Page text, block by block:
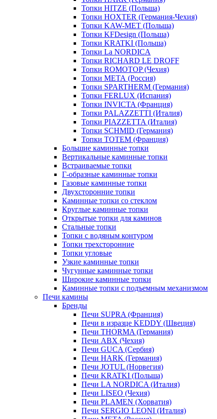
Топки HITZE (Польша)
Топки HOXTER (Германия-Чехия)
Топки KAW-MET (Польша)
Топки KFDesign (Польша)
Топки KRATKI (Польша)
Топки La NORDICA
Топки RICHARD LE DROFF
Топки ROMOTOP (Чехия)
Топки МЕТА (Россия)
Топки SPARTHERM (Германия)
Топки FERLUX (Испания)
Топки INVICTA (Франция)
Топки PALAZZETTI (Италия)
Топки PIAZZETTA (Италия)
Топки SCHMID (Германия)
Топки TOTEM (Франция)
Большие каминные топки
Вертикальные каминные топки
Встраиваемые топки
Г-образные каминные топки
Газовые каминные топки
Двухсторонние топки
Каминные топки со стеклом
Круглые каминные топки
Открытые топки для каминов
Стальные топки
Топки с водяным контуром
Топки трехсторонние
Топки угловые
Узкие каминные топки
Чугунные каминные топки
Широкие каминные топки
Каминные топки с подъемным механизмом
Печи камины
Бренды
Печи SUPRA (Франция)
Печи в изразце KEDDY (Швеция)
Печи THORMA (Германия)
Печи ABX (Чехия)
Печи GUCA (Сербия)
Печи HARK (Германия)
Печи JOTUL (Норвегия)
Печи KRATKI (Польша)
Печи LA NORDICA (Италия)
Печи LISEO (Чехия)
Печи PLAMEN (Хорватия)
Печи SERGIO LEONI (Италия)